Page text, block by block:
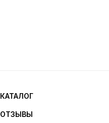
КАТАЛОГ
ОТЗЫВЫ